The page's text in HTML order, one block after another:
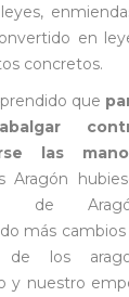
en
concretos.
que
las
Aragón
de
más cambios
de los
y nuestro